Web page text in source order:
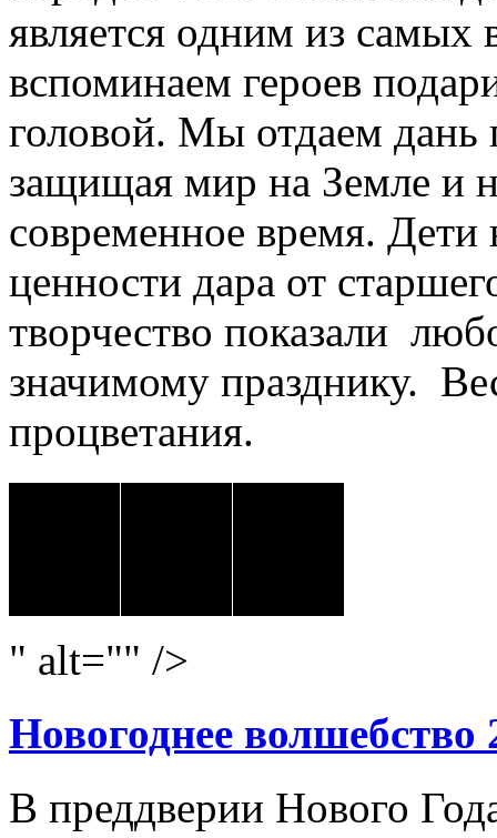
является одним из
вспоминаем героев
головой. Мы отдаем дань
защищая мир на Земле и
современное время.
ценности дара от
творчество показали
значимому празднику.
процветания.
" alt="" />
Новогоднее волшебство
В преддверии Нового